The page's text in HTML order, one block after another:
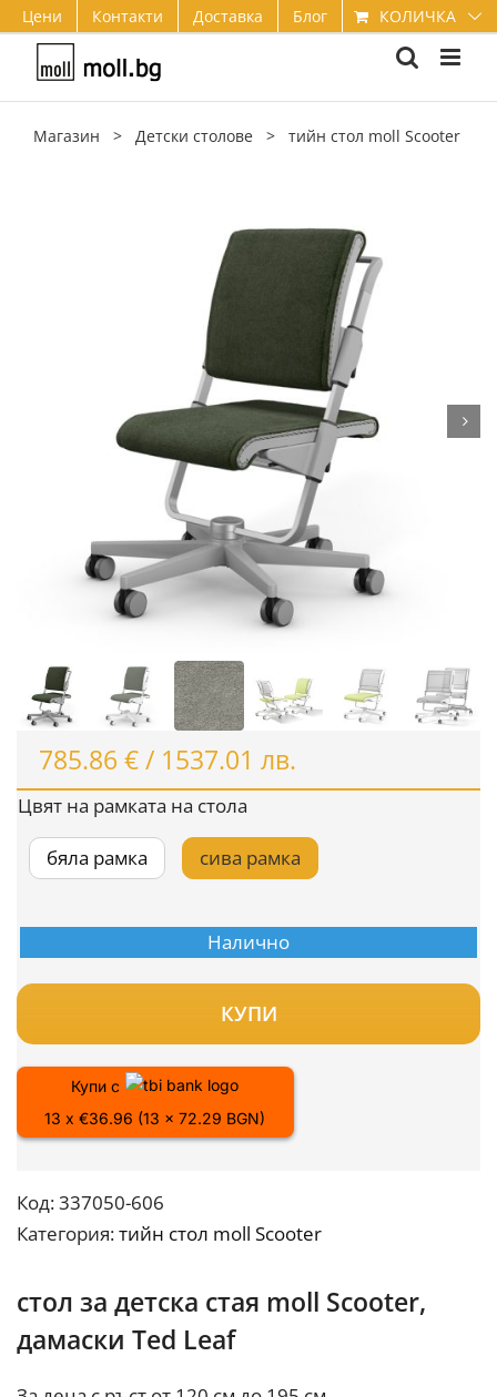
Skip
content
Цени Контакти Доставка Блог КОЛИЧКА
Магазин > Детски столове > тийн стол moll Scooter
785.86 €/ 1537.01 лв.
Цвят на рамката на стола
бяла рамка сива рамка
Налично
КУПИ
Купи с
13 x €36.96 (13 x 72.29 BGN)
Код:337050-606
Категория:тийн стол moll Scooter
стол за детска стая moll Scooter,
дамаски Ted Leaf